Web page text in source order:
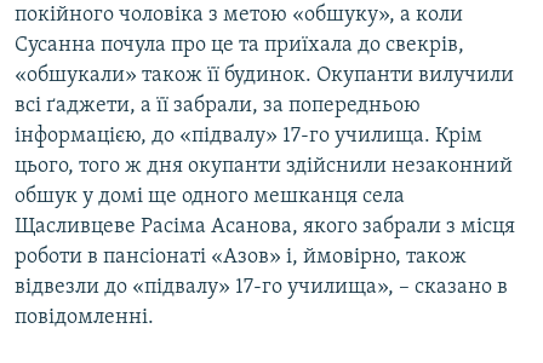
покійного чоловіка з метою «обшуку», а коли
Сусанна почула про це та приїхала до свекрів,
«обшукали» також її будинок. Окупанти вилучили
всі ґаджети, а її забрали, за попередньою
інформацією, до «підвалу» 17-го училища. Крім
цього, того ж дня окупанти здійснили незаконний
обшук у домі ще одного мешканця села
Щасливцеве Расіма Асанова, якого забрали з місця
роботи в пансіонаті «Азов» і, ймовірно, також
відвезли до «підвалу» 17-го училища», – сказано в
повідомленні.